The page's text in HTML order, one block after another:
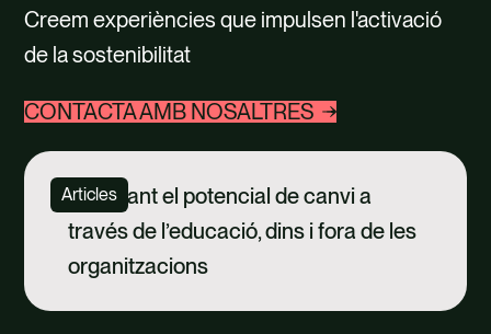
CONTACTE
Creem experiències que impulsen l'activació
de la sostenibilitat
CONTACTA AMB NOSALTRES
Articles
Alliberant el potencial de canvi a
través de l’educació, dins i fora de les
organitzacions